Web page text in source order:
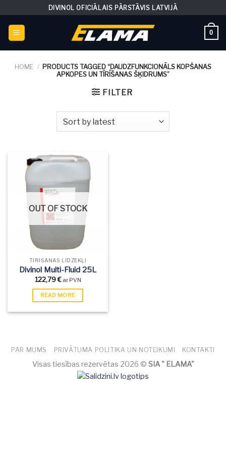
to
content
DIVINOL OFICIĀLAIS PĀRSTĀVIS LATVIJĀ
0
HOME / PRODUCTS TAGGED “DAUDZFUNKCIONĀLS KOPŠANAS
APKOPES UN TĪRĪŠANAS ŠĶIDRUMS”
FILTER
OUT OF STOCK
TĪRĪŠANAS LĪDZEKĻI
Divinol Multi-Fluid 25L
122,79€ ar PVN
READ MORE
PAR MUMS PRIVĀTUMA POLITIKA UN NOTEIKUMI KONTAKTI
Visas tiesības rezervētas 2026 © SIA " ELAMA"